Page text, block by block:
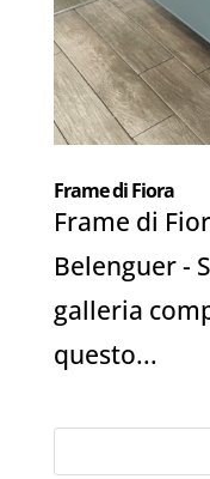
Frame di Fiora
Frame di
Belenguer -
galleria
questo...